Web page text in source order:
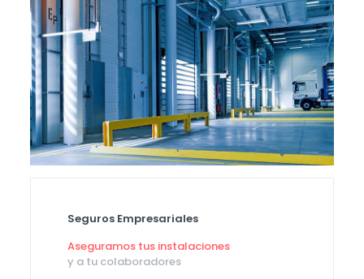
Seguros Empresariales
Aseguramos tus instalaciones
y a tu colaboradores